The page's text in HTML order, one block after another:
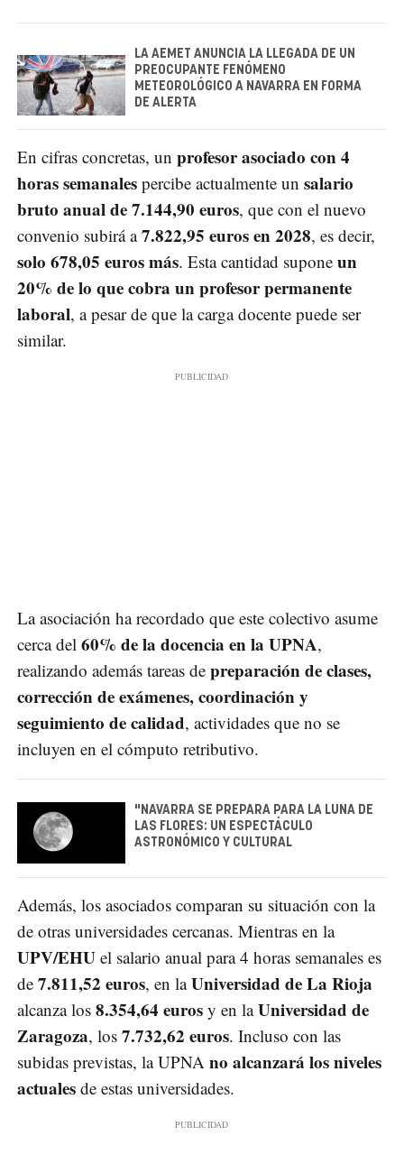
LA AEMET ANUNCIA LA LLEGADA DE UN
PREOCUPANTE FENÓMENO
METEOROLÓGICO A NAVARRA EN FORMA
DE ALERTA
En cifras concretas, un profesor asociado con 4
horas semanales percibe actualmente un salario
bruto anual de 7.144,90 euros, que con el nuevo
convenio subirá a7.822,95 euros en 2028, es decir,
solo 678,05 euros más. Esta cantidad supone un
20% de lo que cobra un profesor permanente
laboral, a pesar de que la carga docente puede ser
similar.
La asociación ha recordado que este colectivo asume
cerca del 60% de la docencia en la UPNA,
realizando además tareas de preparación de clases,
corrección de exámenes, coordinación y
seguimiento de calidad, actividades que no se
incluyen en el cómputo retributivo.
"NAVARRA SE PREPARA PARA LA LUNA DE
LAS FLORES: UN ESPECTÁCULO
ASTRONÓMICO Y CULTURAL
Además, los asociados comparan su situación con la
de otras universidades cercanas. Mientras en la
UPV/EHU el salario anual para 4 horas semanales es
de 7.811,52 euros, en laUniversidad de La Rioja
alcanza los 8.354,64 euros y en laUniversidad de
Zaragoza, los 7.732,62 euros. Incluso con las
subidas previstas, la UPNA no alcanzará los niveles
actuales de estas universidades.